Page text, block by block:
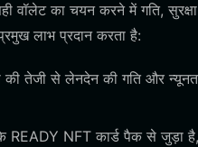
वॉलेट का चयन करने में गति,
लाभ प्रदान करता है:
की तेजी से लेनदेन की गति और
READY NFT कार्ड पैक से जुड़ा